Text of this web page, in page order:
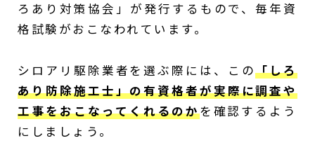
ろあり対策協会」が発行するもので、毎年資
格試験がおこなわれています。
シロアリ駆除業者を選ぶ際には、この「しろ
あり防除施工士」の有資格者が実際に調査や
工事をおこなってくれるのかを確認するよう
にしましょう。